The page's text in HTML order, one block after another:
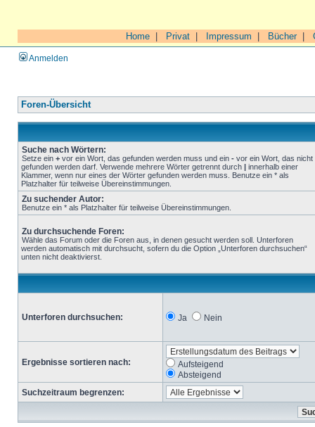
Home Privat Impressum Bücher|
Anmelden
Foren-Übersicht
Suche nach Wörtern:
Setze ein + vor ein Wort, das gefunden werden muss und ein - vor ein Wort, das nicht
gefunden werden darf. Verwende mehrere Wörter getrennt durch | innerhalb einer
Klammer, wenn nur eines der Wörter gefunden werden muss. Benutze ein * als
Platzhalter für teilweise Übereinstimmungen.
Zu suchender Autor:
Benutze ein * als Platzhalter für teilweise Übereinstimmungen.
Zu durchsuchende Foren:
Wähle das Forum oder die Foren aus, in denen gesucht werden soll. Unterforen
werden automatisch mit durchsucht, sofern du die Option „Unterforen durchsuchen“
unten nicht deaktivierst.
Unterforen durchsuchen: Ja Nein
Ergebnisse sortieren nach:
Aufsteigend
Absteigend
Suchzeitraum begrenzen: